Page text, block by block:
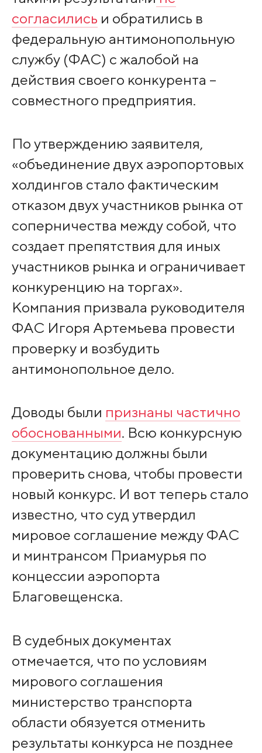
согласились и обратились в
федеральную антимонопольную
службу (ФАС) с жалобой на
действия своего конкурента –
совместного предприятия.
По утверждению заявителя,
«объединение двух аэропортовых
холдингов стало фактическим
отказом двух участников рынка от
соперничества между собой, что
создает препятствия для иных
участников рынка и ограничивает
конкуренцию на торгах».
Компания призвала руководителя
ФАС Игоря Артемьева провести
проверку и возбудить
антимонопольное дело.
Доводы были признаны частично
обоснованными. Всю конкурсную
документацию должны были
проверить снова, чтобы провести
новый конкурс. И вот теперь стало
известно, что суд утвердил
мировое соглашение между ФАС
и минтрансом Приамурья по
концессии аэропорта
Благовещенска.
В судебных документах
отмечается, что по условиям
мирового соглашения
министерство транспорта
области обязуется отменить
результаты конкурса не позднее